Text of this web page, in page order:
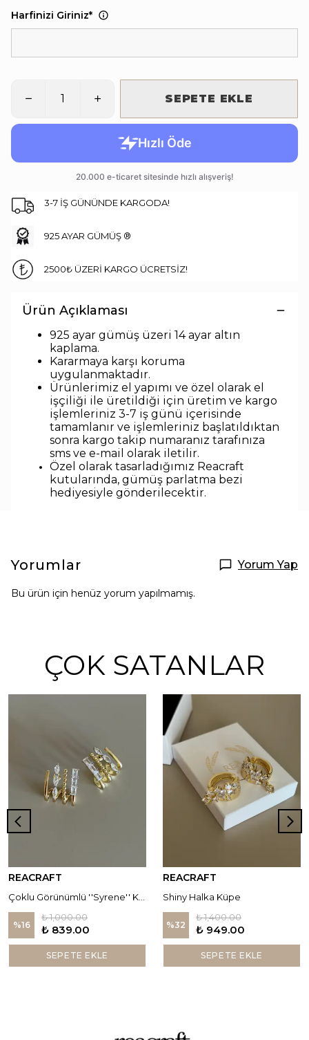
Harfinizi Giriniz*
SEPETE EKLE
3-7 İŞ GÜNÜNDE KARGODA!
925 AYAR GÜMÜŞ ®
2500₺ ÜZERİ KARGO ÜCRETSİZ!
Ürün Açıklaması
925 ayar gümüş üzeri 14 ayar altın
kaplama.
Kararmaya karşı koruma
uygulanmaktadır.
Ürünlerimiz el yapımı ve özel olarak el
işçiliği ile üretildiği için üretim ve kargo
işlemleriniz 3-7 iş günü içerisinde
tamamlanır ve işlemleriniz başlatıldıktan
sonra kargo takip numaranız tarafınıza
sms ve e-mail olarak iletilir.
Özel olarak tasarladığımız Reacraft
kutularında, gümüş parlatma bezi
hediyesiyle gönderilecektir.
Yorumlar Yorum Yap
Bu ürün için henüz yorum yapılmamış.
ÇOK SATANLAR
REACRAFT
%16
₺ 1,000.00
₺ 839.00
SEPETE EKLE
REACRAFT
Shiny Halka Küpe
%32
₺ 1,400.00
₺ 949.00
SEPETE EKLE